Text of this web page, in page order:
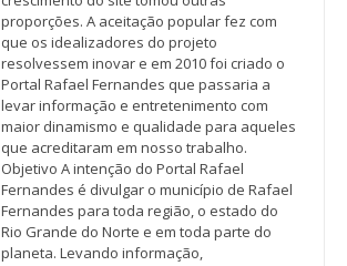
proporções. A aceitação popular fez com
que os idealizadores do projeto
resolvessem inovar e em 2010 foi criado o
Portal Rafael Fernandes que passaria a
levar informação e entretenimento com
maior dinamismo e qualidade para aqueles
que acreditaram em nosso trabalho.
Objetivo A intenção do Portal Rafael
Fernandes é divulgar o município de Rafael
Fernandes para toda região, o estado do
Rio Grande do Norte e em toda parte do
planeta. Levando informação,